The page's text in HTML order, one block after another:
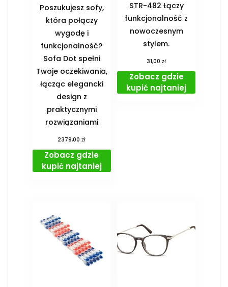
Poszukujesz sofy,
która połączy
wygodę i
funkcjonalność?
Sofa Dot spełni
Twoje oczekiwania,
łącząc elegancki
design z
praktycznymi
rozwiązaniami
2379,00zł
Zobacz gdzie
kupić najtaniej
STR-482 Łączy
funkcjonalność z
nowoczesnym
stylem.
31,00zł
Zobacz gdzie
kupić najtaniej